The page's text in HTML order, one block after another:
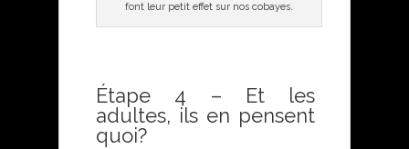
font leur petit effet sur nos cobayes.
Étape 4 – Et les
adultes, ils en pensent
quoi?